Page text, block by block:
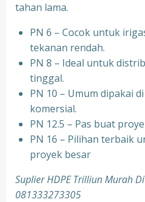
tahan lama.
PN 6 – Cocok untuk
tekanan rendah.
PN 8 – Ideal untuk
tinggal.
PN 10 – Umum dipakai
komersial.
PN 12.5 – Pas buat
PN 16 – Pilihan terbaik
proyek besar
Suplier HDPE Trilliun Murah
081333273305